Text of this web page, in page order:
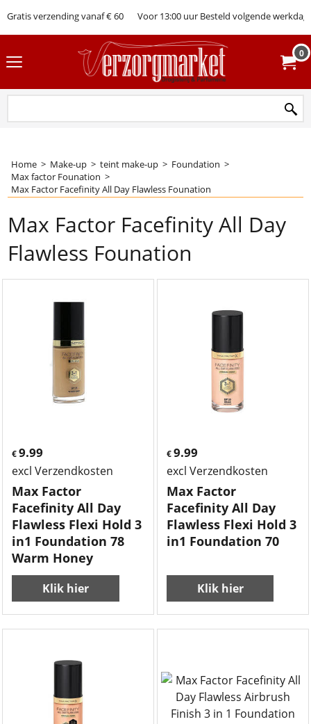
Gratis verzending vanaf € 60 Voor 13:00 uur Besteld volgende werkdag
0
Home > Make-up > teint make-up > Foundation >
Max factor Founation >
Max Factor Facefinity All Day Flawless Founation
Max Factor Facefinity All Day
Flawless Founation
€ 9.99
excl Verzendkosten
Max Factor
Facefinity All Day
Flawless Flexi Hold 3
in1 Foundation 78
Warm Honey
Klik hier
€9.99
excl Verzendkosten
Max Factor
Facefinity All Day
Flawless Flexi Hold 3
in1 Foundation 70
Klik hier